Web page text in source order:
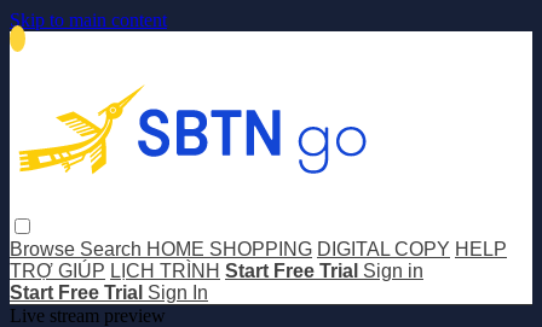
Skip to main content
Browse Search HOME SHOPPING DIGITAL COPY HELP
TRỢ GIÚP LỊCH TRÌNH Start Free Trial Sign in
Start Free Trial Sign In
Live stream preview